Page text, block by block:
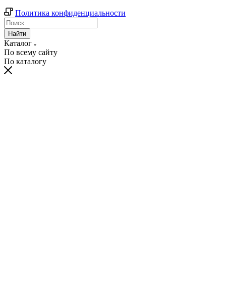
Политика конфиденциальности
Найти
Каталог
По всему сайту
По каталогу